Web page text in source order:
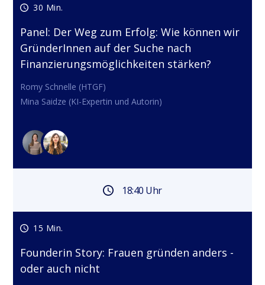
30 Min.
Panel: Der Weg zum Erfolg: Wie können wir
GründerInnen auf der Suche nach
Finanzierungsmöglichkeiten stärken?
Romy Schnelle (HTGF)
Mina Saidze (KI-Expertin und Autorin)
18:40 Uhr
15 Min.
Founderin Story: Frauen gründen anders -
oder auch nicht